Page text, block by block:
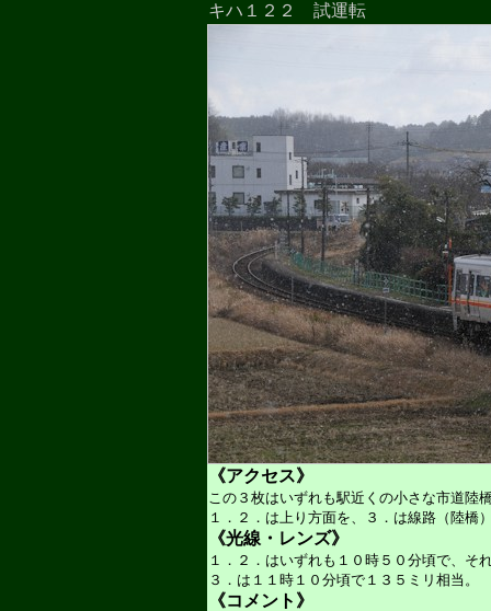
キハ１２２ 試運転
《アクセス》
この３枚はいずれも駅近くの小さな市道陸
１．２．は上り方面を、３．は線路（陸橋
《光線・レンズ》
１．２．はいずれも１０時５０分頃で、そ
３．は１１時１０分頃で１３５ミリ相当。
《コメント》